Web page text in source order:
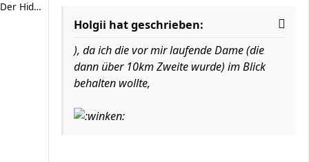
Der Hiddestorfer
Holgii hat geschrieben:
), da ich die vor mir laufende Dame (die
dann über 10km Zweite wurde) im Blick
behalten wollte,